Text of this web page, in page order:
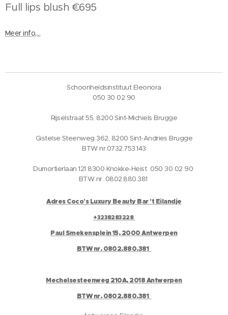
Full lips blush €695
Meer info,...
Schoonheidsinstituut Eleonora
050 30 02 90
Rijselstraat 55, 8200 Sint-Michiels Brugge
Gistelse Steenweg 362, 8200 Sint-Andries Brugge
BTW nr.0732.753.143
Dumortierlaan 121 8300 Knokke-Heist 050 30 02 90
BTW nr. 0802.880.381
Adres Coco's Luxury Beauty Bar 't Eilandje
+3238283228
Paul Smekensplein 15, 2000 Antwerpen
BTW nr. 0802.880.381
Mechelsesteenweg 210A, 2018 Antwerpen
BTW nr. 0802.880.381